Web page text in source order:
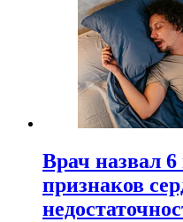
Врач назвал
признаков